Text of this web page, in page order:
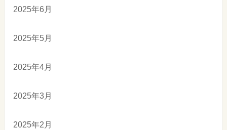
2025年6月
2025年5月
2025年4月
2025年3月
2025年2月